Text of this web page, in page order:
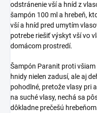
odstránenie vší a hníd z
šampón 100 ml a hrebeň,
vší a hníd pred umytím
potrebe riešiť výskyt vší vo
domácom prostredí.
Šampón Paranit proti
hnidy nielen zadusí, ale aj
pohodlné, pretože vlasy pri
na suché vlasy, nechá sa
dôkladne prečešú